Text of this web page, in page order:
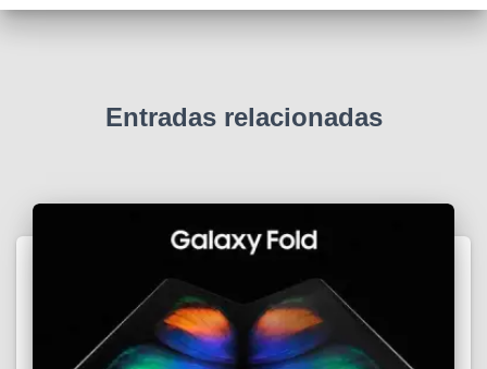
Entradas relacionadas